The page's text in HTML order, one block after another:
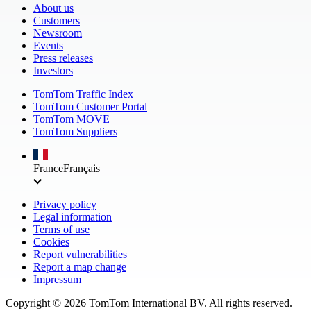
About us
Customers
Newsroom
Events
Press releases
Investors
TomTom Traffic Index
TomTom Customer Portal
TomTom MOVE
TomTom Suppliers
FranceFrançais
Privacy policy
Legal information
Terms of use
Cookies
Report vulnerabilities
Report a map change
Impressum
Copyright © 2026 TomTom International BV. All rights reserved.